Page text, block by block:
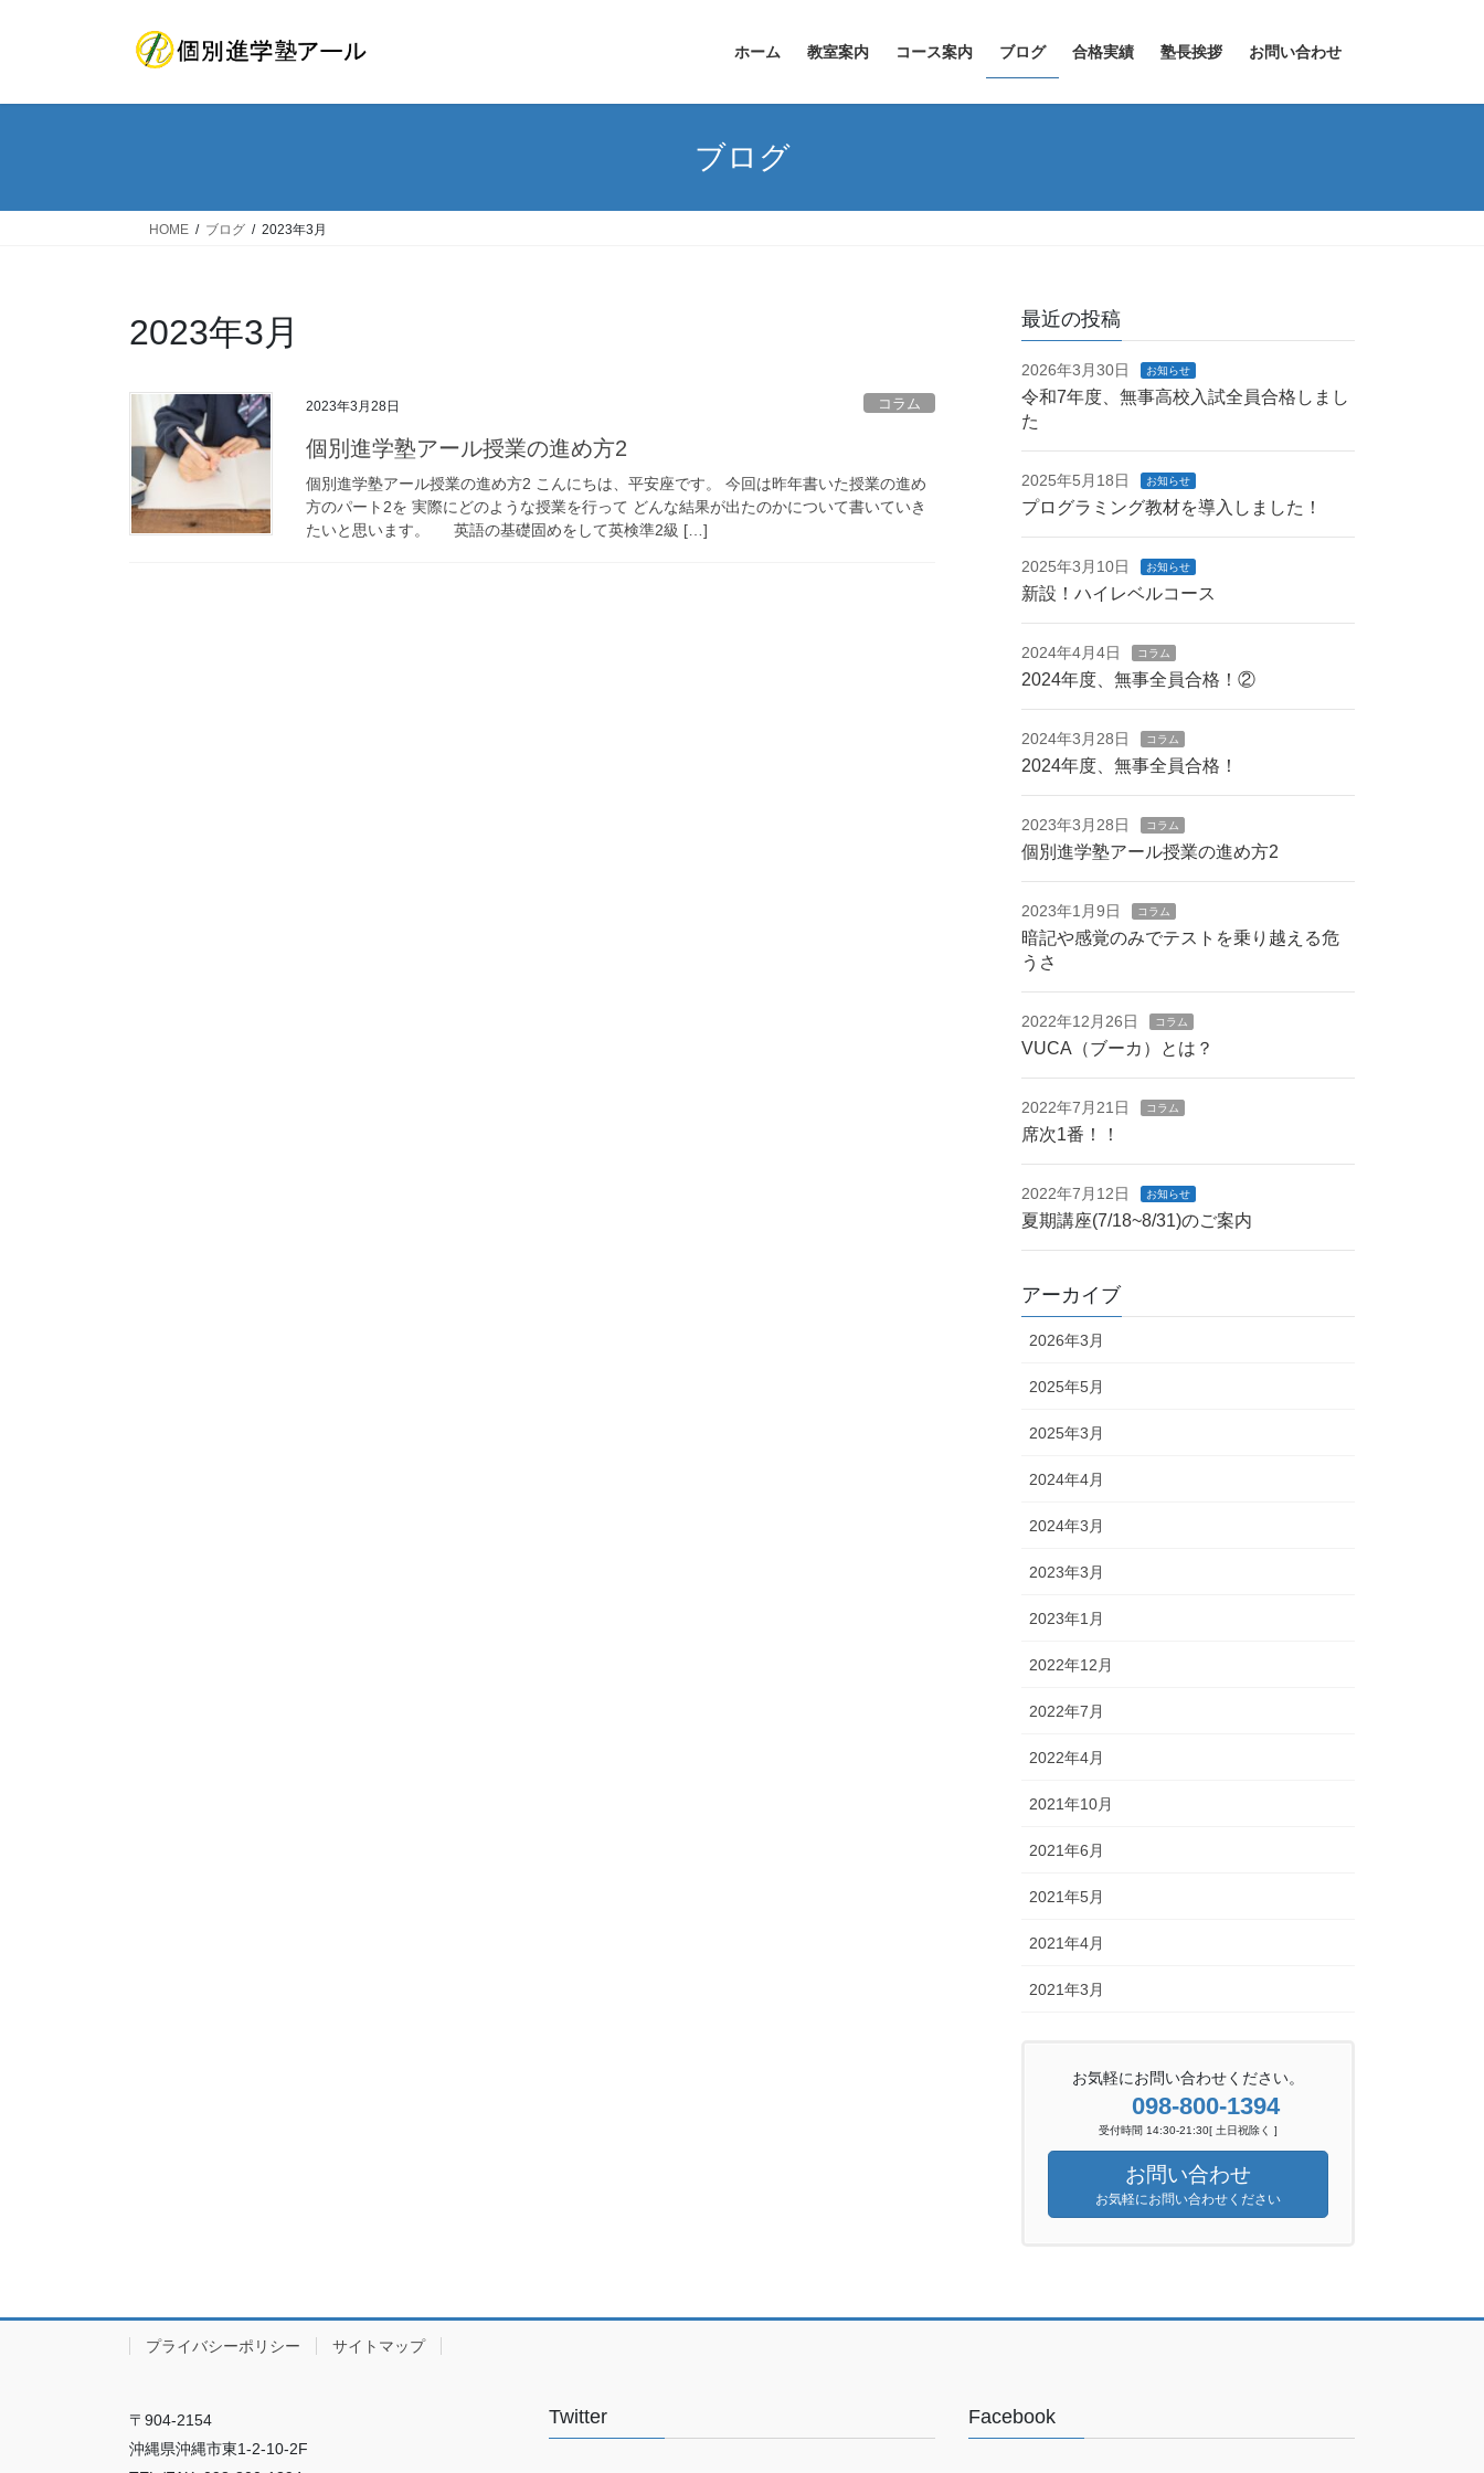
ホーム 教室案内 コース案内 ブログ 合格実績 塾長挨拶 お問い合わせ
ブログ
HOME ブログ 2023年3月
2023年3月
2023年3月28日 コラム
個別進学塾アール授業の進め方2
個別進学塾アール授業の進め方2 こんにちは、平安座です。 今回は昨年書いた授業の進め
方のパート2を 実際にどのような授業を行って どんな結果が出たのかについて書いていき
たいと思います。 英語の基礎固めをして英検準2級 […]
最近の投稿
2026年3月30日 お知らせ
令和7年度、無事高校入試全員合格しまし
た
2025年5月18日 お知らせ
プログラミング教材を導入しました！
2025年3月10日 お知らせ
新設！ハイレベルコース
2024年4月4日 コラム
2024年度、無事全員合格！②
2024年3月28日 コラム
2024年度、無事全員合格！
2023年3月28日 コラム
個別進学塾アール授業の進め方2
2023年1月9日 コラム
暗記や感覚のみでテストを乗り越える危
うさ
2022年12月26日 コラム
VUCA（ブーカ）とは？
2022年7月21日 コラム
席次1番！！
2022年7月12日 お知らせ
夏期講座(7/18~8/31)のご案内
アーカイブ
2026年3月
2025年5月
2025年3月
2024年4月
2024年3月
2023年3月
2023年1月
2022年12月
2022年7月
2022年4月
2021年10月
2021年6月
2021年5月
2021年4月
2021年3月
お気軽にお問い合わせください。
098-800-1394
受付時間 14:30-21:30[ 土日祝除く ]
お問い合わせ
お気軽にお問い合わせください
プライバシーポリシー サイトマップ
〒904-2154
沖縄県沖縄市東1-2-10-2F
Twitter Facebook